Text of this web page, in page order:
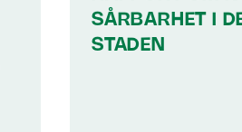
SÅRBARHET I
STADEN